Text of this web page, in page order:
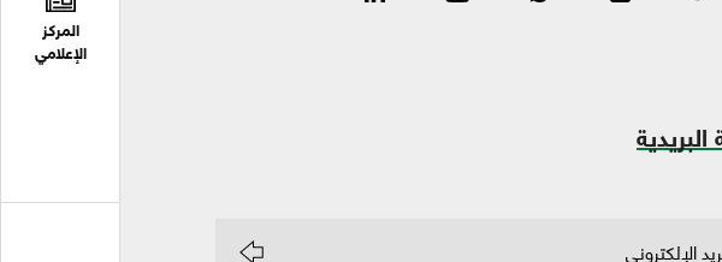
المركز
الإعلامي
البريدية